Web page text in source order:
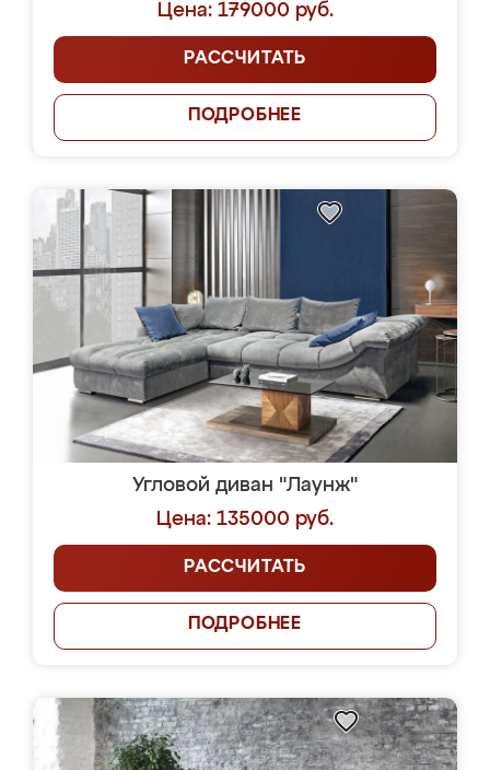
Цена: 179000 руб.
РАССЧИТАТЬ
ПОДРОБНЕЕ
Угловой диван "Лаунж"
Цена: 135000 руб.
РАССЧИТАТЬ
ПОДРОБНЕЕ